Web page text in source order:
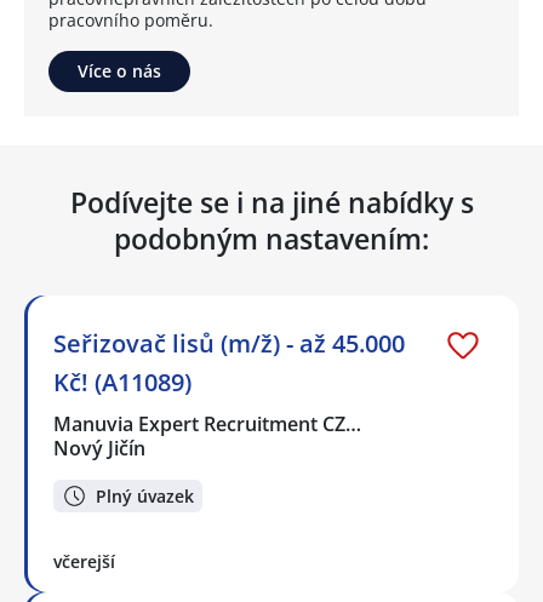
pracovního poměru.
Více o nás
Podívejte se i na jiné nabídky s
podobným nastavením:
Seřizovač lisů (m/ž) - až 45.000
Kč! (A11089)
Manuvia Expert Recruitment CZ…
Nový Jičín
Plný úvazek
včerejší